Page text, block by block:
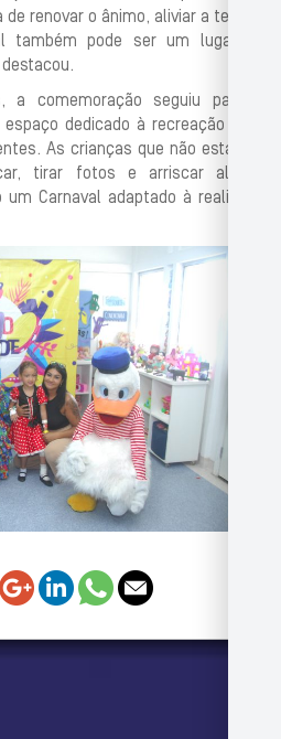
renovar o ânimo, aliviar a tensão
também pode ser um lugar de
comemoração seguiu para a
dedicado à recreação e ao
As crianças que não estavam
tirar fotos e arriscar alguns
Carnaval adaptado à realidade